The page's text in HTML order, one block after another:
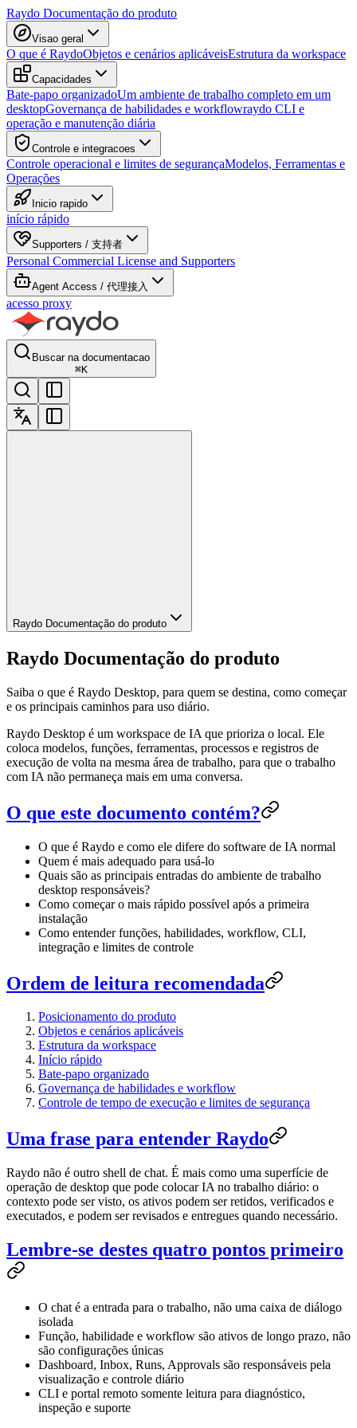
Raydo Documentação do produto
Visao geral
O que é RaydoObjetos e cenários aplicáveisEstrutura da workspace
Capacidades
Bate-papo organizadoUm ambiente de trabalho completo em um
desktopGovernança de habilidades e workflowraydo CLI e
operação e manutenção diária
Controle e integracoes
Controle operacional e limites de segurançaModelos, Ferramentas e
Operações
Inicio rapido
início rápido
Supporters / 支持者
Personal Commercial License and Supporters
Agent Access / 代理接入
acesso proxy
Buscar na documentacao
⌘K
Raydo Documentação do produto
Raydo Documentação do produto
Saiba o que é Raydo Desktop, para quem se destina, como começar
e os principais caminhos para uso diário.
Raydo Desktop é um workspace de IA que prioriza o local. Ele
coloca modelos, funções, ferramentas, processos e registros de
execução de volta na mesma área de trabalho, para que o trabalho
com IA não permaneça mais em uma conversa.
O que este documento contém?
O que é Raydo e como ele difere do software de IA normal
Quem é mais adequado para usá-lo
Quais são as principais entradas do ambiente de trabalho
desktop responsáveis?
Como começar o mais rápido possível após a primeira
instalação
Como entender funções, habilidades, workflow, CLI,
integração e limites de controle
Ordem de leitura recomendada
Posicionamento do produto
Objetos e cenários aplicáveis
Estrutura da workspace
Início rápido
Bate-papo organizado
Governança de habilidades e workflow
Controle de tempo de execução e limites de segurança
Uma frase para entender Raydo
Raydo não é outro shell de chat. É mais como uma superfície de
operação de desktop que pode colocar IA no trabalho diário: o
contexto pode ser visto, os ativos podem ser retidos, verificados e
executados, e podem ser revisados ​​e entregues quando necessário.
Lembre-se destes quatro pontos primeiro
O chat é a entrada para o trabalho, não uma caixa de diálogo
isolada
Função, habilidade e workflow são ativos de longo prazo, não
são configurações únicas
Dashboard, Inbox, Runs, Approvals são responsáveis ​​pela
visualização e controle diário
CLI e portal remoto somente leitura para diagnóstico,
inspeção e suporte